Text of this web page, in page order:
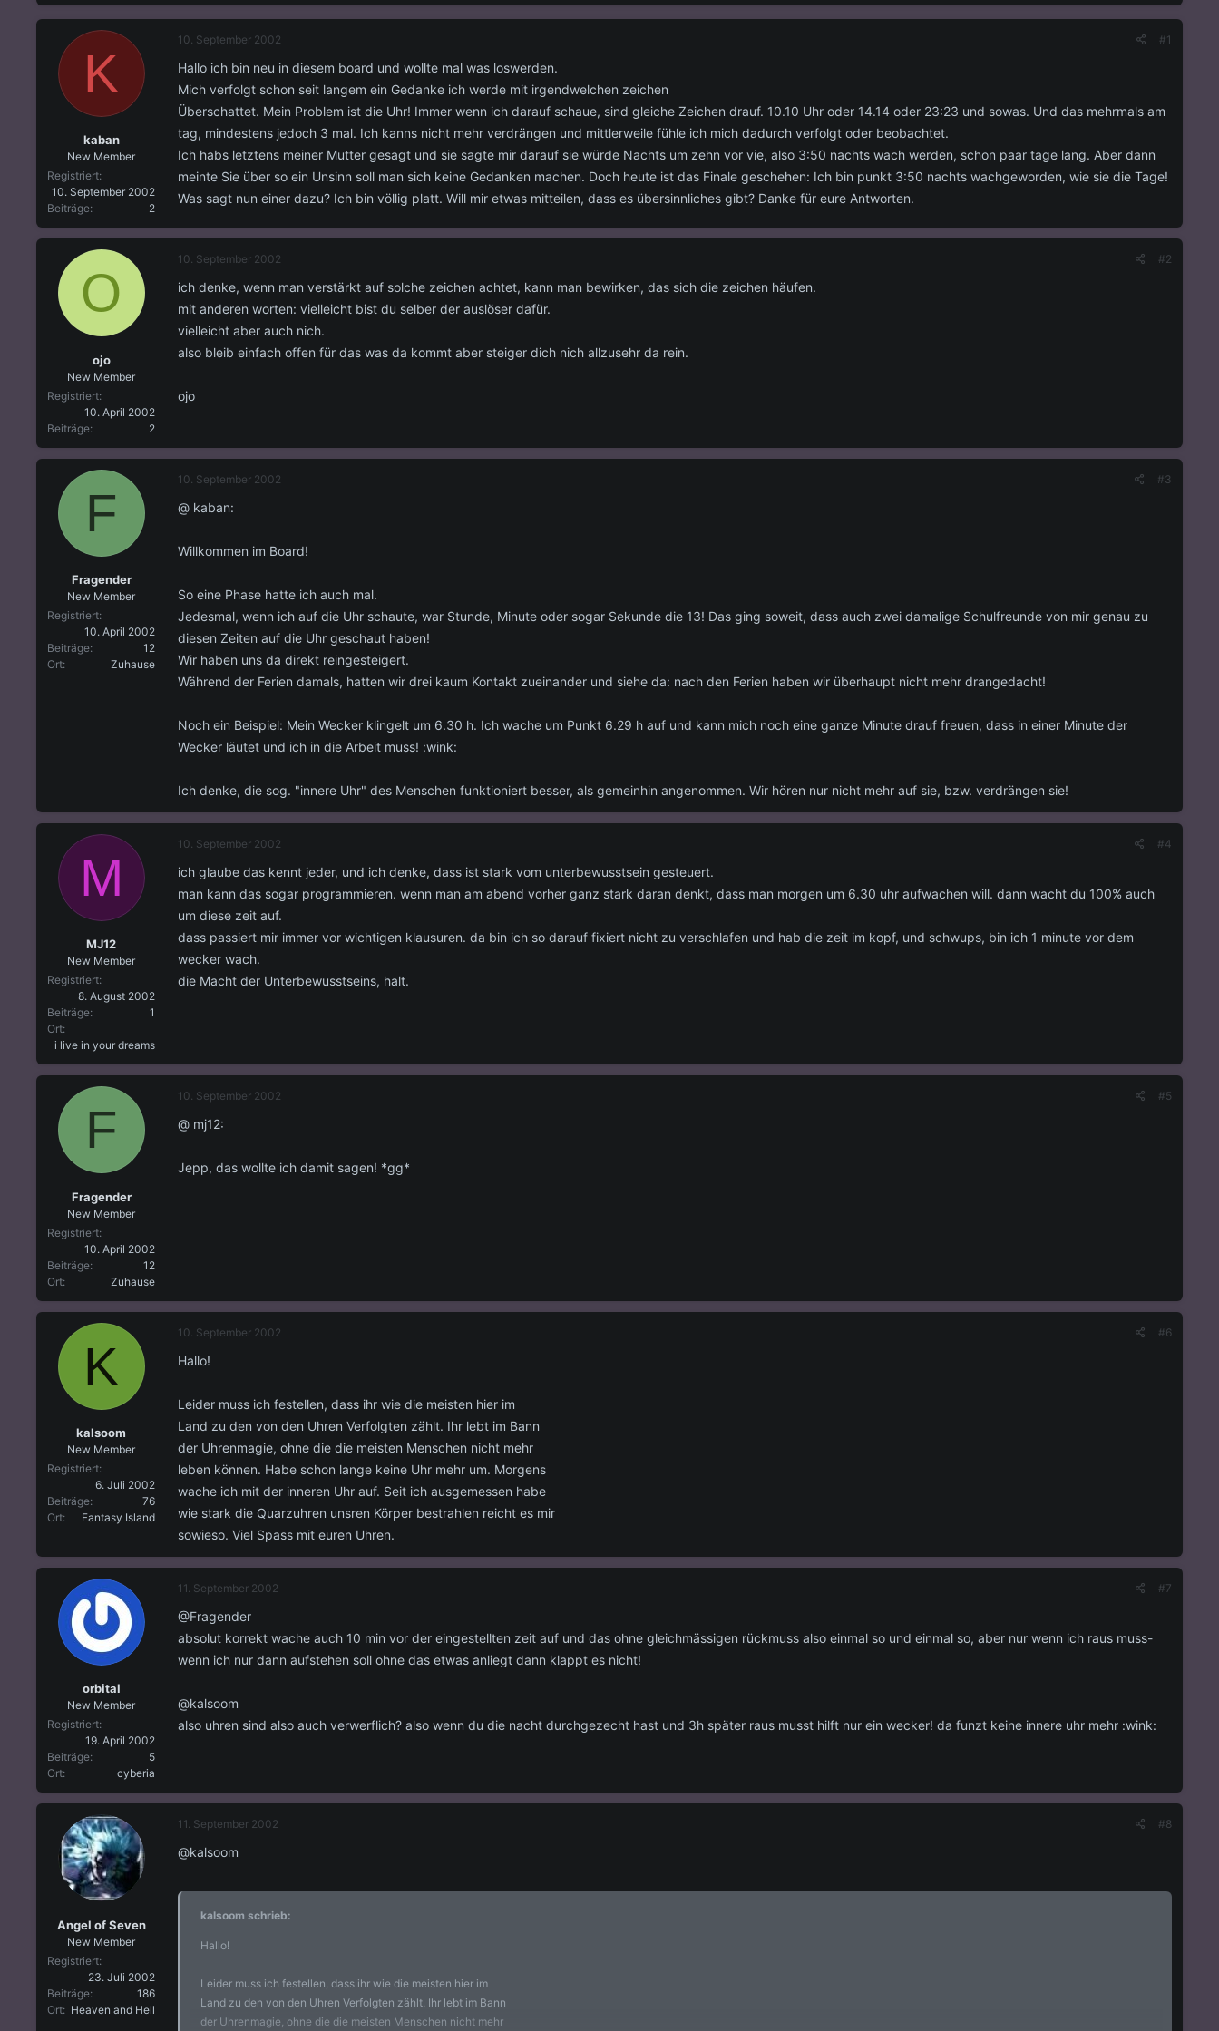
s
l
e
s
l
t
K
kaban
New Member
Registriert
10. September 2002
Beiträge
2
10. September 2002 #1
Hallo ich bin neu in diesem board und wollte mal was loswerden.
Mich verfolgt schon seit langem ein Gedanke ich werde mit irgendwelchen zeichen
Überschattet. Mein Problem ist die Uhr! Immer wenn ich darauf schaue, sind gleiche Zeichen drauf. 10.10 Uhr oder 14.14 oder 23:23 und sowas. Und das mehrmals am
tag, mindestens jedoch 3 mal. Ich kanns nicht mehr verdrängen und mittlerweile fühle ich mich dadurch verfolgt oder beobachtet.
Ich habs letztens meiner Mutter gesagt und sie sagte mir darauf sie würde Nachts um zehn vor vie, also 3:50 nachts wach werden, schon paar tage lang. Aber dann
meinte Sie über so ein Unsinn soll man sich keine Gedanken machen. Doch heute ist das Finale geschehen: Ich bin punkt 3:50 nachts wachgeworden, wie sie die Tage!
Was sagt nun einer dazu? Ich bin völlig platt. Will mir etwas mitteilen, dass es übersinnliches gibt? Danke für eure Antworten.
O
ojo
New Member
Registriert
10. April 2002
Beiträge
2
10. September 2002 #2
ich denke, wenn man verstärkt auf solche zeichen achtet, kann man bewirken, das sich die zeichen häufen.
mit anderen worten: vielleicht bist du selber der auslöser dafür.
vielleicht aber auch nich.
also bleib einfach offen für das was da kommt aber steiger dich nich allzusehr da rein.
ojo
F
Fragender
New Member
Registriert
10. April 2002
Beiträge
12
Ort
Zuhause
10. September 2002 #3
@ kaban:
Willkommen im Board!
So eine Phase hatte ich auch mal.
Jedesmal, wenn ich auf die Uhr schaute, war Stunde, Minute oder sogar Sekunde die 13! Das ging soweit, dass auch zwei damalige Schulfreunde von mir genau zu
diesen Zeiten auf die Uhr geschaut haben!
Wir haben uns da direkt reingesteigert.
Während der Ferien damals, hatten wir drei kaum Kontakt zueinander und siehe da: nach den Ferien haben wir überhaupt nicht mehr drangedacht!
Noch ein Beispiel: Mein Wecker klingelt um 6.30 h. Ich wache um Punkt 6.29 h auf und kann mich noch eine ganze Minute drauf freuen, dass in einer Minute der
Wecker läutet und ich in die Arbeit muss! :wink:
Ich denke, die sog. "innere Uhr" des Menschen funktioniert besser, als gemeinhin angenommen. Wir hören nur nicht mehr auf sie, bzw. verdrängen sie!
M
MJ12
New Member
Registriert
8. August 2002
Beiträge
1
Ort
i live in your dreams
10. September 2002 #4
ich glaube das kennt jeder, und ich denke, dass ist stark vom unterbewusstsein gesteuert.
man kann das sogar programmieren. wenn man am abend vorher ganz stark daran denkt, dass man morgen um 6.30 uhr aufwachen will. dann wacht du 100% auch
um diese zeit auf.
dass passiert mir immer vor wichtigen klausuren. da bin ich so darauf fixiert nicht zu verschlafen und hab die zeit im kopf, und schwups, bin ich 1 minute vor dem
wecker wach.
die Macht der Unterbewusstseins, halt.
F
Fragender
New Member
Registriert
10. April 2002
Beiträge
12
Ort
Zuhause
10. September 2002 #5
@ mj12:
Jepp, das wollte ich damit sagen! *gg*
K
kalsoom
New Member
Registriert
6. Juli 2002
Beiträge
76
Ort
Fantasy Island
10. September 2002 #6
Hallo!
Leider muss ich festellen, dass ihr wie die meisten hier im
Land zu den von den Uhren Verfolgten zählt. Ihr lebt im Bann
der Uhrenmagie, ohne die die meisten Menschen nicht mehr
leben können. Habe schon lange keine Uhr mehr um. Morgens
wache ich mit der inneren Uhr auf. Seit ich ausgemessen habe
wie stark die Quarzuhren unsren Körper bestrahlen reicht es mir
sowieso. Viel Spass mit euren Uhren.
orbital
New Member
Registriert
19. April 2002
Beiträge
5
Ort
cyberia
11. September 2002 #7
@Fragender
absolut korrekt wache auch 10 min vor der eingestellten zeit auf und das ohne gleichmässigen rückmuss also einmal so und einmal so, aber nur wenn ich raus muss-
wenn ich nur dann aufstehen soll ohne das etwas anliegt dann klappt es nicht!
@kalsoom
also uhren sind also auch verwerflich? also wenn du die nacht durchgezecht hast und 3h später raus musst hilft nur ein wecker! da funzt keine innere uhr mehr :wink:
Angel of Seven
New Member
Registriert
23. Juli 2002
Beiträge
186
Ort
Heaven and Hell
11. September 2002 #8
@kalsoom
kalsoom schrieb:
Hallo!
Leider muss ich festellen, dass ihr wie die meisten hier im
Land zu den von den Uhren Verfolgten zählt. Ihr lebt im Bann
der Uhrenmagie, ohne die die meisten Menschen nicht mehr